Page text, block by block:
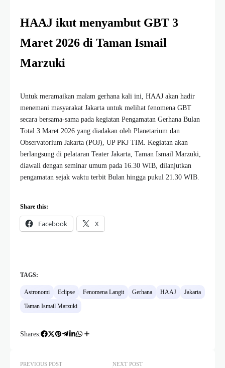
HAAJ ikut menyambut GBT 3
Maret 2026 di Taman Ismail
Marzuki
Untuk meramaikan malam gerhana kali ini, HAAJ akan hadir
menemani masyarakat Jakarta untuk melihat fenomena GBT
secara bersama-sama pada kegiatan Pengamatan Gerhana Bulan
Total 3 Maret 2026 yang diadakan oleh Planetarium dan
Observatorium Jakarta (POJ), UP PKJ TIM. Kegiatan akan
berlangsung di pelataran Teater Jakarta, Taman Ismail Marzuki,
diawali dengan seminar umum pada 16.30 WIB, dilanjutkan
pengamatan sejak waktu terbit Bulan hingga pukul 21.30 WIB.
Share this:
Facebook X
TAGS:
Astronomi Eclipse Fenomena Langit Gerhana HAAJ
Jakarta
Taman Ismail Marzuki
Shares:
PREVIOUS POST NEXT POST